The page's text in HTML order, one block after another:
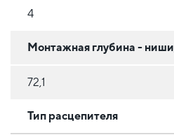
4
Монтажная глубина -
72,1
Тип расцепителя